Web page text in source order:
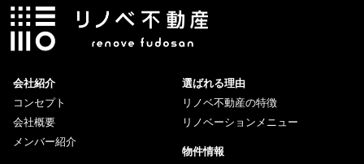
会社紹介
コンセプト
会社概要
メンバー紹介
選ばれる理由
リノベ不動産の特徴
リノベーションメニュー
物件情報